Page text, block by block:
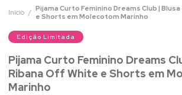
Início
Pijama Curto Feminino Dreams Club |
e Shorts em Molecotom Marinho
Edição Limitada
Pijama Curto Feminino Dreams
Ribana Off White e Shorts em
Marinho